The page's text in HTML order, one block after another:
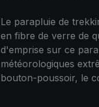
Le parapluie de
en fibre de verre de
d'emprise sur ce
météorologiques
bouton-poussoir, le